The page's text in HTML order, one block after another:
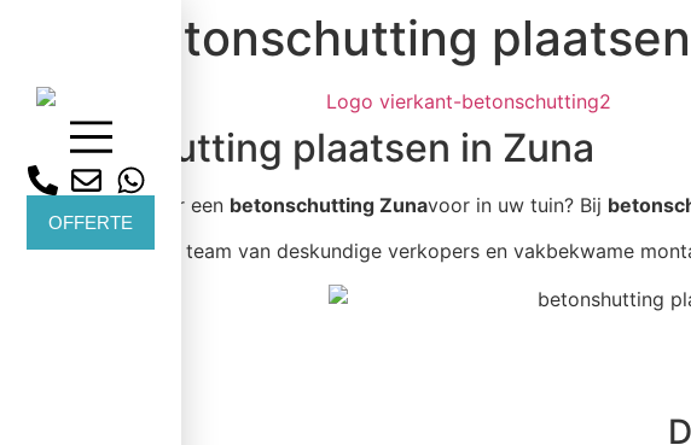
OFFERTE
Betonschutting
Betonschutting plaatsen in Zuna
Bent u op zoek naar een betonschutting Zunavoor in uw tuin? Bij
Wij werken met een team van deskundige verkopers en vakbekwame